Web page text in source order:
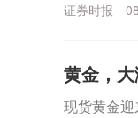
证券时报
黄金，
现货黄金